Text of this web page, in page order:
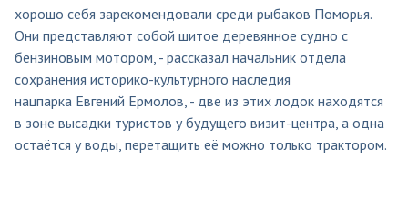
хорошо себя зарекомендовали среди рыбаков Поморья.
Они представляют собой шитое деревянное судно с
бензиновым мотором, - рассказал начальник отдела
сохранения историко-культурного наследия
нацпарка Евгений Ермолов, - две из этих лодок находятся
в зоне высадки туристов у будущего визит-центра, а одна
остаётся у воды, перетащить её можно только трактором.